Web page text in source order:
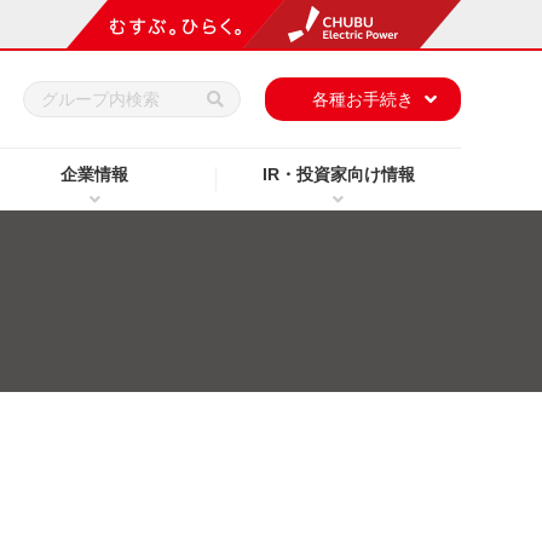
企業情報 IR・投資家向け情報
各種お手続き